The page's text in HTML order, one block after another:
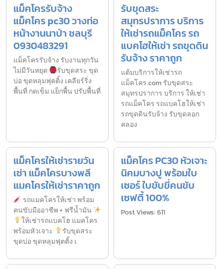
แม็คโครรับจ้าง
แม็คโคร pc30 วางท่อ
หน้างานนาป่า ชลบุรี
0930483291
แม็คโครรับจ้าง รับงานทุกวัน
ไม่มีวันหยุด
รับขุดสระ ขุด
บ่อ ขุดหลุมฟุตติ้ง เคลียร์ริ่ง
พื้นที่ กดเข็ม แย็กพื้น ปรับพื้นที่
รับขุดสระ
สมุทรปราการ บริการ
ให้เช่ารถแม็คโคร รถ
แบคโฮให้เช่า รถขุดดิน
รับจ้าง ราคาถูก
แต้มบริการให้เช่ารถ
แม็คโคร.com รับขุดสระ
สมุทรปราการ บริการ ให้เช่า
รถแม็คโคร รถแบคโฮให้เช่า
รถขุดดินรับจ้าง รับขุดลอก
คลอง
แม็คโครให้เช่ารายวัน
เช่า แม็คโครบางพลี
แมคโครให้เช่าราคาถูก
รถแมคโครให้เช่า พร้อม
คนขับมืออาชีพ + ฟรีน้ำมัน
ให้เช่ารถแบคโฮ แมคโคร
พร้อมหัวเจาะ
รับขุดสระ
ขุดบ่อ ขุดหลุมฟุตติ้ง เ
แม็คโคร PC30 หัวเจาะ
นิคมบางปู พร้อมใบ
เซอร์ ใบขับขี่คนขับ
เซฟตี้ 100%
Post Views: 611